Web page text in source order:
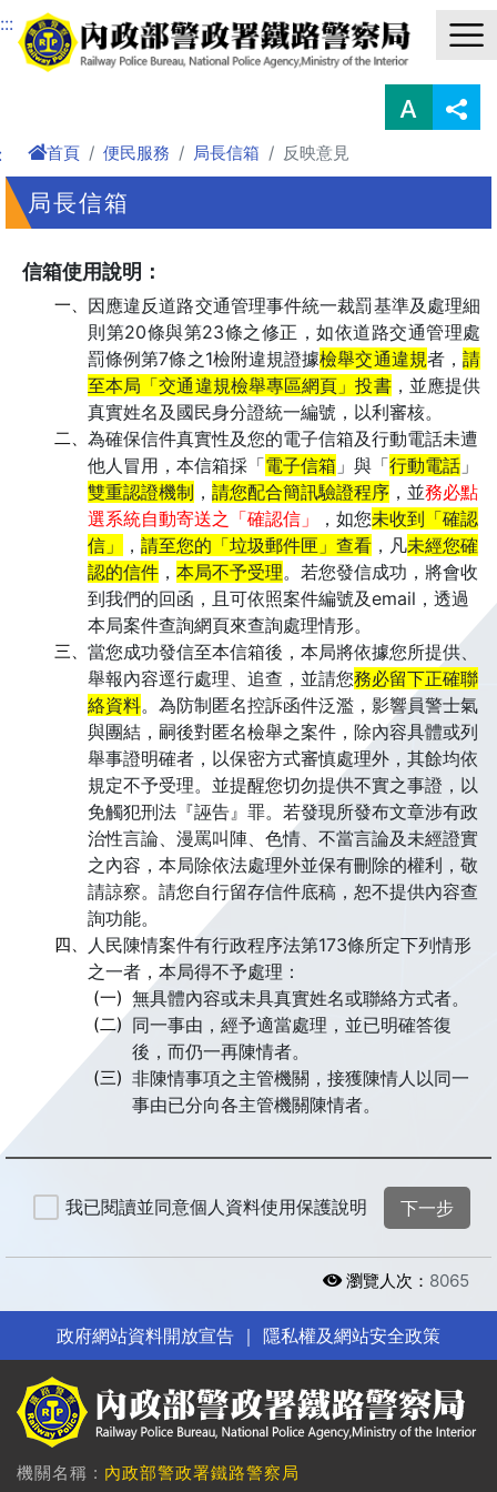
進入內容區塊
:::
首頁 便民服務 局長信箱 反映意見
局長信箱
信箱使用說明：
一、 因應違反道路交通管理事件統一裁罰基準及處理細
則第20條與第23條之修正，如依道路交通管理處
罰條例第7條之1檢附違規證據檢舉交通違規者，請
至本局「交通違規檢舉專區網頁」投書，並應提供
真實姓名及國民身分證統一編號，以利審核。
二、 為確保信件真實性及您的電子信箱及行動電話未遭
他人冒用，本信箱採「電子信箱 」與「行動電話 」
雙重認證機制 ， 請您配合簡訊驗證程序 ，並務必點
選系統自動寄送之「確認信」
，如您未收到「確認
信」
， 請至您的「垃圾郵件匣」查看 ，凡未經您確
認的信件 ， 本局不予受理。若您發信成功，將會收
到我們的回函，且可依照案件編號及email，透過
本局案件查詢網頁來查詢處理情形。
三、 當您成功發信至本信箱後，本局將依據您所提供、
舉報內容逕行處理、追查，並請您務必留下正確聯
絡資料。為防制匿名控訴函件泛濫，影響員警士氣
與團結，嗣後對匿名檢舉之案件，除內容具體或列
舉事證明確者，以保密方式審慎處理外，其餘均依
規定不予受理。並提醒您切勿提供不實之事證，以
免觸犯刑法『誣告』罪。若發現所發布文章涉有政
治性言論、漫罵叫陣、色情、不當言論及未經證實
之內容，本局除依法處理外並保有刪除的權利，敬
請諒察。請您自行留存信件底稿，恕不提供內容查
詢功能。
四、
人民陳情案件有行政程序法第173條所定下列情形
之一者，本局得不予處理：
(一) 無具體內容或未具真實姓名或聯絡方式者。
(二) 同一事由，經予適當處理，並已明確答復
後，而仍一再陳情者。
(三) 非陳情事項之主管機關，接獲陳情人以同一
事由已分向各主管機關陳情者。
我已閱讀並同意個人資料使用保護說明 下一步
瀏覽人次： 8065
政府網站資料開放宣告 ｜ 隱私權及網站安全政策
機關名稱 : 內政部警政署鐵路警察局